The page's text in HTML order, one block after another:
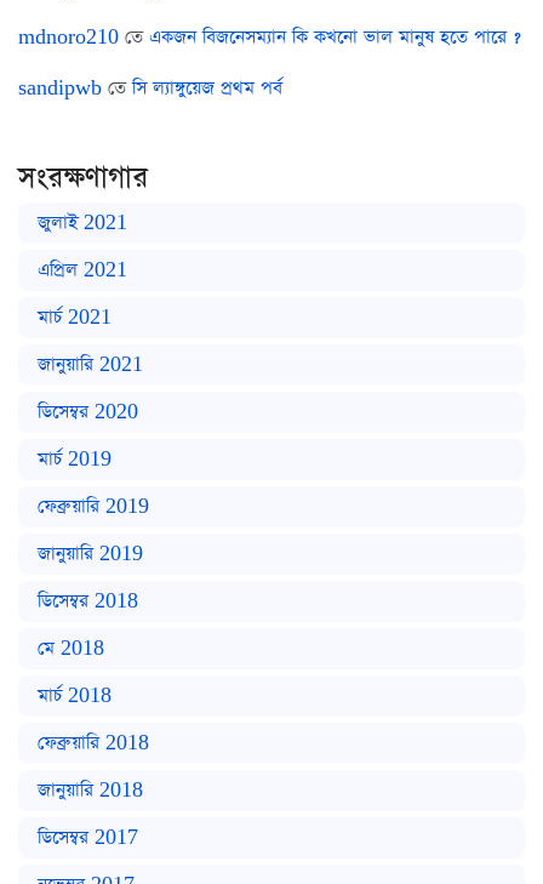
mdnoro210 তেএকজন বিজনেসম্যান কি কখনো ভাল মানুষ হতে পারে ?
sandipwb তেসি ল্যাঙ্গুয়েজ প্রথম পর্ব
সংরক্ষণাগার
জুলাই 2021
এপ্রিল 2021
মার্চ 2021
জানুয়ারি 2021
ডিসেম্বর 2020
মার্চ 2019
ফেব্রুয়ারি 2019
জানুয়ারি 2019
ডিসেম্বর 2018
মে 2018
মার্চ 2018
ফেব্রুয়ারি 2018
জানুয়ারি 2018
ডিসেম্বর 2017